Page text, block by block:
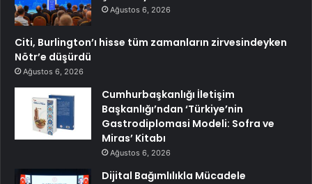
Ağustos 6, 2026
Citi, Burlington’ı hisse tüm zamanların zirvesindeyken
Nötr’e düşürdü
Ağustos 6, 2026
Cumhurbaşkanlığı İletişim
Başkanlığı’ndan ‘Türkiye’nin
Gastrodiplomasi Modeli: Sofra ve
Miras’ Kitabı
Ağustos 6, 2026
Dijital Bağımlılıkla Mücadele